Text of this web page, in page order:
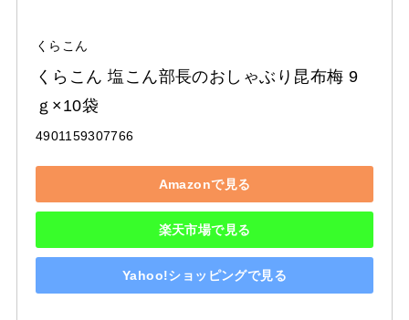
くらこん
くらこん 塩こん部長のおしゃぶり昆布梅 9
ｇ×10袋
4901159307766
Amazonで見る
楽天市場で見る
Yahoo!ショッピングで見る